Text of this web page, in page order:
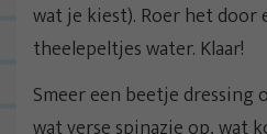
wat je kiest). Roer het door
theelepeltjes water. Klaar!
Smeer een beetje dressing